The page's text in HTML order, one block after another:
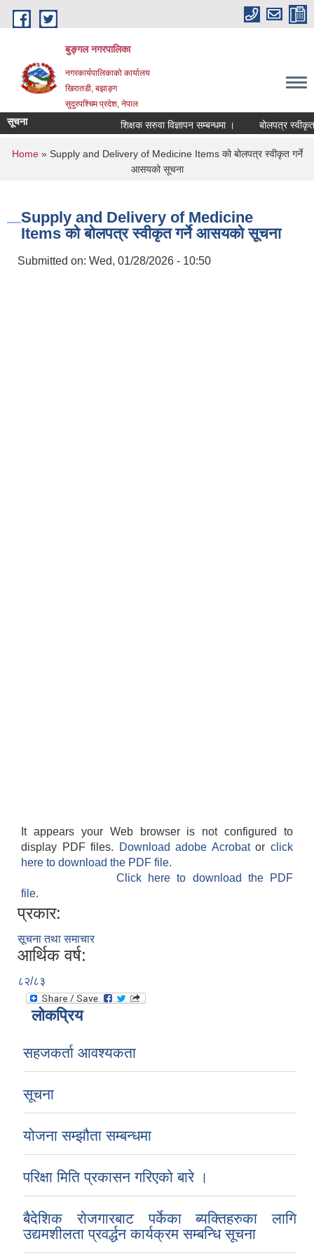
Skip to main content
बुङ्गल नगरपालिका
नगरकार्यपालिकाको कार्यालय
खिरातडी, बझाङ्ग
सुदुरपश्चिम प्रदेश, नेपाल
सूचना शिक्षक सरुवा विज्ञापन सम्बन्धमा । बोलपत्र स्वीकृत
You are here
Home» Supply and Delivery of Medicine Items को बोलपत्र स्वीकृत गर्ने
आसयको सूचना
Supply and Delivery of Medicine
Items को बोलपत्र स्वीकृत गर्ने आसयको सूचना
Submitted on: Wed, 01/28/2026 - 10:50
It appears your Web browser is not configured to
display PDF files.
Download adobe Acrobatorclick
here to download the PDF file.
Click here to download the PDF
file.
प्रकार:
सूचना तथा समाचार
आर्थिक वर्ष:
८२/८३
लोकप्रिय
सहजकर्ता आवश्यकता
सूचना
योजना सम्झौता सम्बन्धमा
परिक्षा मिति प्रकासन गरिएको बारे ।
बैदेशिक रोजगारबाट पर्केका ब्यक्तिहरुका लागि
उद्यमशीलता प्रवर्द्धन कार्यक्रम सम्बन्धि सूचना